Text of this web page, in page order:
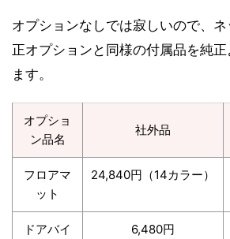
オプションなしでは寂しいので、
正オプションと同様の付属品を純
ます。
オプショ
ン品名
社外品
フロアマ
ット
24,840円（14カラー）
ドアバイ
6,480円